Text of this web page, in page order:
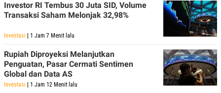
Investor RI Tembus 30 Juta SID, Volume
Transaksi Saham Melonjak 32,98%
Investasi | 1 Jam 7 Menit lalu
Rupiah Diproyeksi Melanjutkan
Penguatan, Pasar Cermati Sentimen
Global dan Data AS
Investasi | 1 Jam 12 Menit lalu